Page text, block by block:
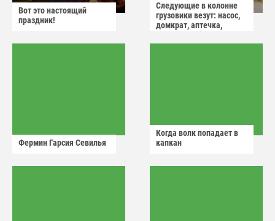
Вот это настоящий
праздник!
Следующие в колонне
грузовики везут: насос,
домкрат, аптечка,
Фермин Гарсия Севилья
Когда волк попадает в
капкан